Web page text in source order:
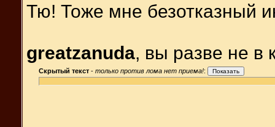
Тю! Тоже мне безотказный
greatzanuda, вы разве не в
Скрытый текст - только против лома нет приема!: